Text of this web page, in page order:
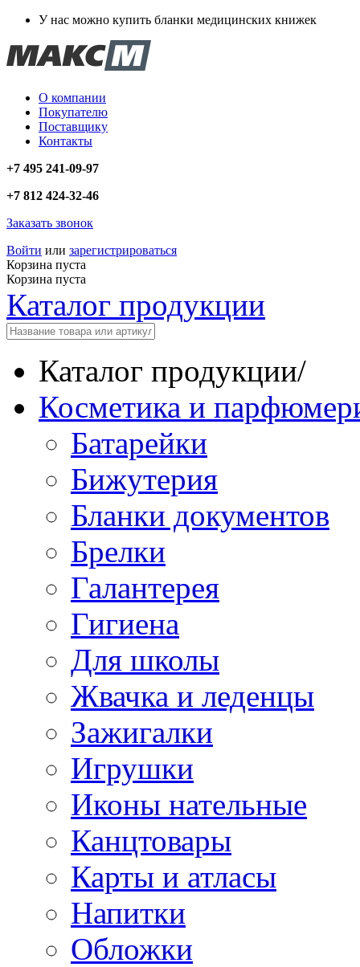
У нас можно купить бланки медицинских книжек
О компании
Покупателю
Поставщику
Контакты
+7 495 241-09-97
+7 812 424-32-46
Заказать звонок
Войти или зарегистрироваться
Корзина пуста
Корзина пуста
Каталог продукции
Каталог продукции/
Косметика и
Батарейки
Бижутерия
Бланки документов
Брелки
Галантерея
Гигиена
Для школы
Жвачка и леденцы
Зажигалки
Игрушки
Иконы нательные
Канцтовары
Карты и атласы
Напитки
Обложки